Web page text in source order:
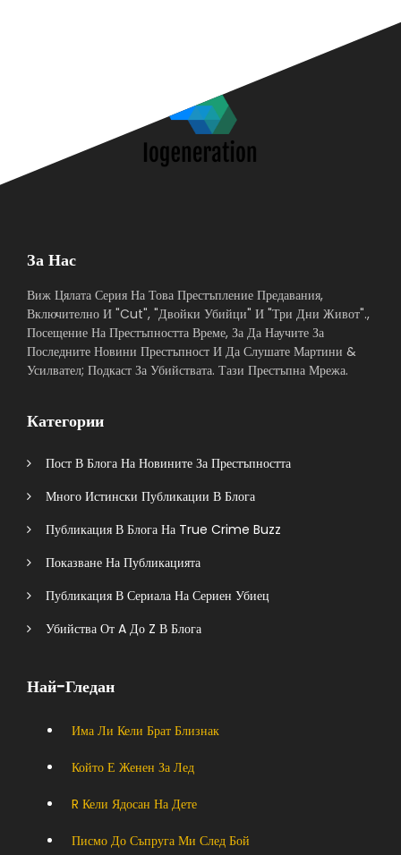
За Нас
Виж Цялата Серия На Това Престъпление Предавания,
Включително И "Cut", "Двойки Убийци" И "Три Дни Живот".,
Посещение На Престъпността Време, За Да Научите За
Последните Новини Престъпност И Да Слушате Мартини &
Усилвател; Подкаст За Убийствата. Тази Престъпна Мрежа.
Категории
Пост В Блога На Новините За Престъпността
Много Истински Публикации В Блога
Публикация В Блога На True Crime Buzz
Показване На Публикацията
Публикация В Сериала На Сериен Убиец
Убийства От A До Z В Блога
Най-Гледан
Има Ли Кели Брат Близнак
Който Е Женен За Лед
R Кели Ядосан На Дете
Писмо До Съпруга Ми След Бой